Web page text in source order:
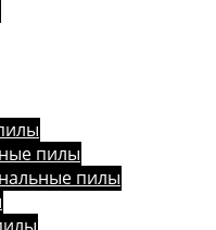
пилы
пилы